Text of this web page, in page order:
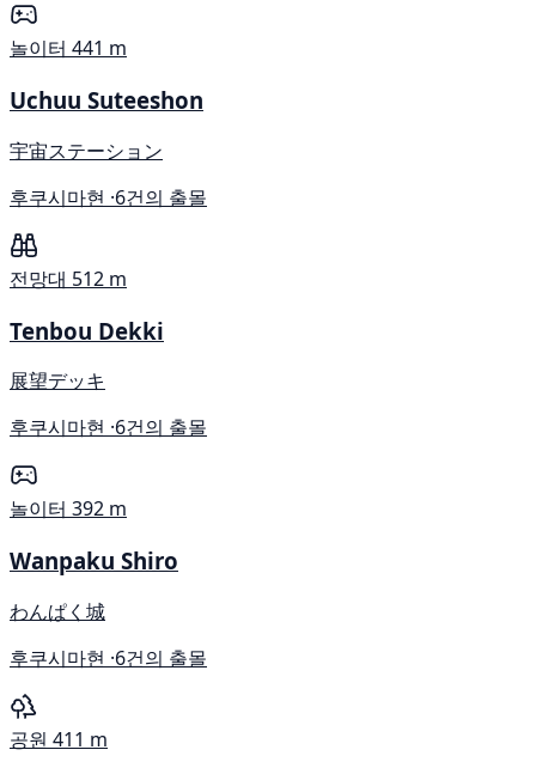
놀이터 441 m
Uchuu Suteeshon
宇宙ステーション
후쿠시마현 ·6건의 출몰
전망대 512 m
Tenbou Dekki
展望デッキ
후쿠시마현 ·6건의 출몰
놀이터 392 m
Wanpaku Shiro
わんぱく城
후쿠시마현 ·6건의 출몰
공원 411 m